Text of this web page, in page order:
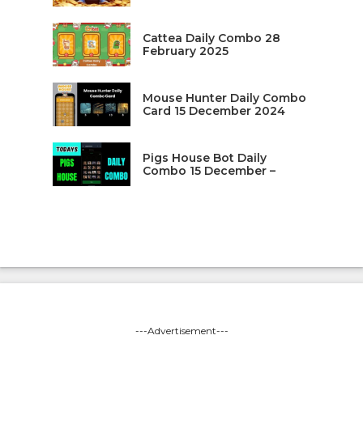
Cattea Daily Combo 28
February 2025
Mouse Hunter Daily Combo
Card 15 December 2024
Pigs House Bot Daily
Combo 15 December –
---Advertisement---